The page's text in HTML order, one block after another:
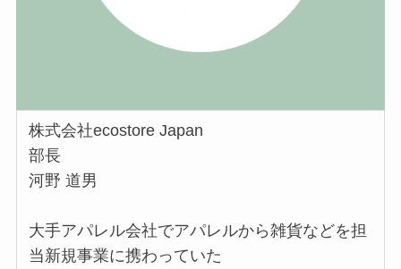
株式会社ecostore Japan
部長
河野 道男
大手アパレル会社でアパレルから雑貨などを担
当新規事業に携わっていた